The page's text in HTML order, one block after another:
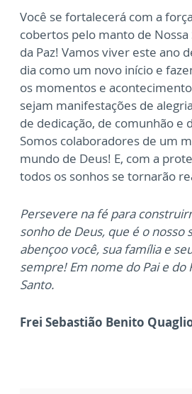
Você se fortalecerá com a
cobertos pelo manto de Nossa
da Paz! Vamos viver este ano
dia como um novo início e
os momentos e
sejam manifestações de
de dedicação, de comunhão e
Somos colaboradores de um
mundo de Deus! E, com a
todos os sonhos se tornarão
Persevere na fé para
sonho de Deus, que é o nosso
abençoo você, sua família e
sempre! Em nome do Pai e do
Santo.
Frei Sebastião Benito